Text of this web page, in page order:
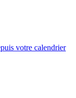
votre calendrier